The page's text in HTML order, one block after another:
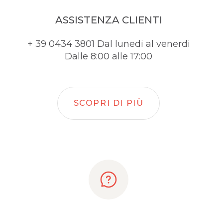
ASSISTENZA CLIENTI
+ 39 0434 3801 Dal lunedi al venerdi
Dalle 8:00 alle 17:00
SCOPRI DI PIÙ